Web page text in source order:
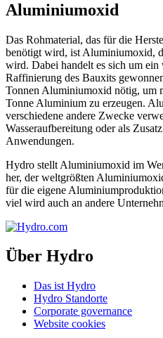
Aluminiumoxid
Das Rohmaterial, das für die
benötigt wird, ist Aluminiumoxid,
wird. Dabei handelt es sich um ein
Raffinierung des Bauxits
Tonnen Aluminiumoxid nötig, um
Tonne Aluminium zu erzeugen.
verschiedene andere Zwecke
Wasseraufbereitung oder als
Anwendungen.
Hydro stellt Aluminiumoxid im
her, der weltgrößten
für die eigene
viel wird auch an andere
Über Hydro
Das ist Hydro
Hydro Standorte
Corporate governance
Website cookies